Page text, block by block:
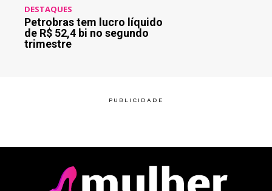
DESTAQUES
Petrobras tem lucro líquido
de R$ 52,4 bi no segundo
trimestre